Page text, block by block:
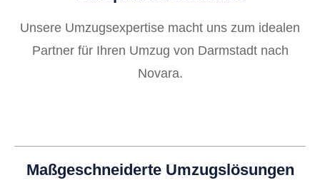
Unsere Umzugsexpertise macht uns zum idealen
Partner für Ihren Umzug von Darmstadt nach
Novara.
Maßgeschneiderte Umzugslösungen